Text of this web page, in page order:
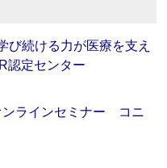
び続ける力が医療を支え
定センター
ンラインセミナー コニ